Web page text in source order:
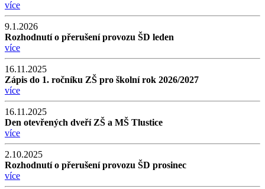
více
9.1.2026
Rozhodnutí o přerušení provozu ŠD leden
více
16.11.2025
Zápis do 1. ročníku ZŠ pro školní rok 2026/2027
více
16.11.2025
Den otevřených dveří ZŠ a MŠ Tlustice
více
2.10.2025
Rozhodnutí o přerušení provozu ŠD prosinec
více